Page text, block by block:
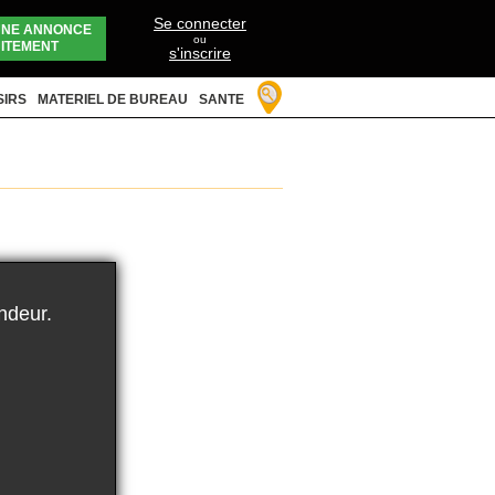
ANNONCE
Se connecter
ou
s'inscrire
MATERIEL DE BUREAU SANTE